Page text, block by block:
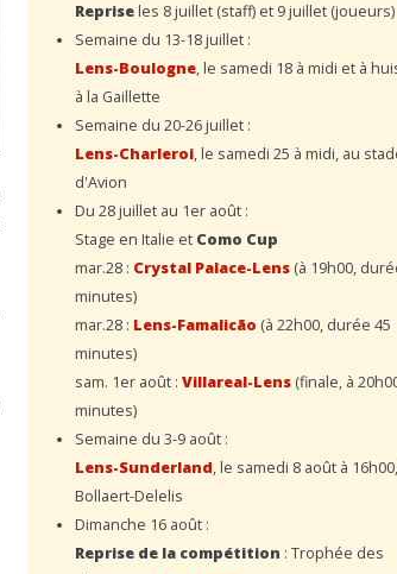
Repriseles 8 juillet (staff) et 9 juillet (joueurs)
Semaine du 13-18 juillet :
Lens-Boulogne, le samedi 18 à midi et à
à la Gaillette
Semaine du 20-26 juillet :
Lens-Charleroi, le samedi 25 à midi, au
d'Avion
Du 28 juillet au 1er août :
Stage en Italie et Como Cup
mar.28 : Crystal Palace-Lens (à 19h00,
minutes)
mar.28 : Lens-Famalicão (à 22h00, durée 45
minutes)
sam. 1er août : Villareal-Lens (finale, à
minutes)
Semaine du 3-9 août :
Lens-Sunderland, le samedi 8 août à
Bollaert-Delelis
Dimanche 16 août :
Reprise de la compétition : Trophée des